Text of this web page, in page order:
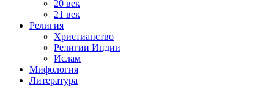
20 век
21 век
Религия
Христианство
Религии Индии
Ислам
Мифология
Литература